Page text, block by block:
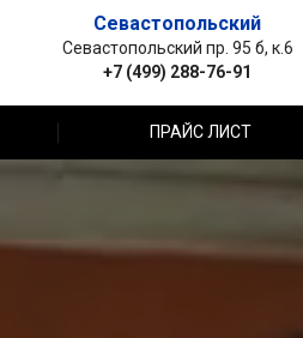
Севастопольский
Севастопольский пр. 95 б, к.6
+7 (499) 288-76-91
ПРАЙС ЛИСТ